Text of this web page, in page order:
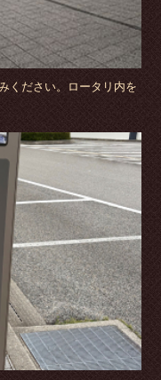
ください。ロータリ内を